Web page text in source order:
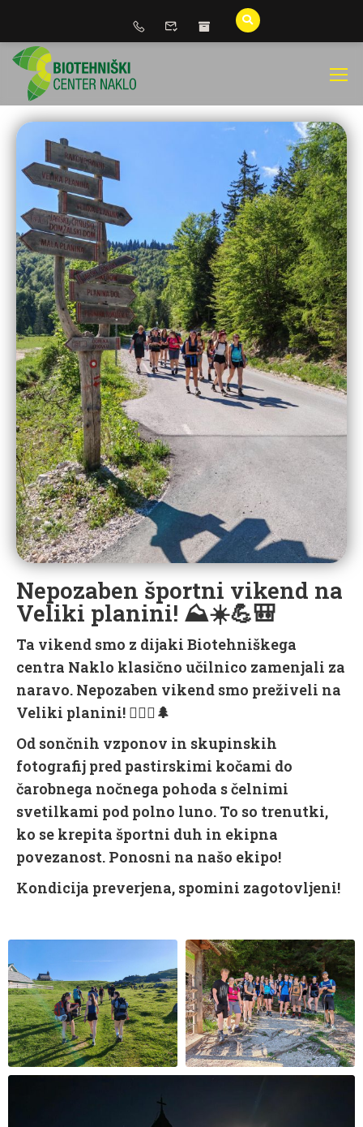
Nepozaben športni vikend na
Veliki planini! ⛰️☀️💪🎒
T​a vikend smo z dijaki Biotehniškega
centra Naklo klasično učilnico zamenjali za
naravo. Nepozaben vikend smo preživeli na
Veliki planini! 🚶‍♀️✨🌲
Od sončnih vzponov in skupinskih
fotografij pred pastirskimi kočami do
čarobnega nočnega pohoda s čelnimi
svetilkami pod polno luno. To so trenutki,
ko se krepita športni duh in ekipna
povezanost. Ponosni na našo ekipo!
Kondicija preverjena, spomini zagotovljeni!